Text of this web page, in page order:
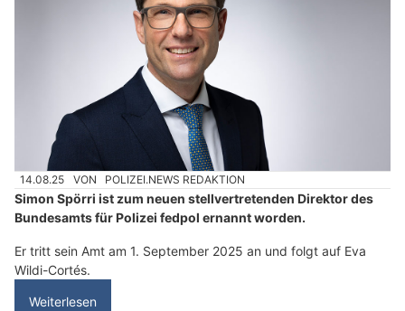
14.08.25 VON POLIZEI.NEWS REDAKTION
Simon Spörri ist zum neuen stellvertretenden Direktor des
Bundesamts für Polizei fedpol ernannt worden.
Er tritt sein Amt am 1. September 2025 an und folgt auf Eva
Wildi-Cortés.
Weiterlesen